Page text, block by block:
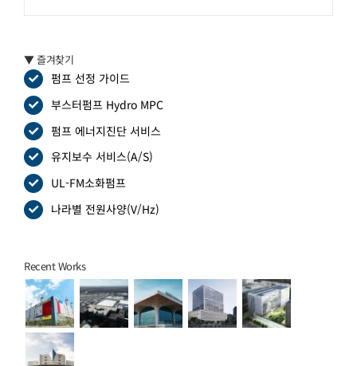
▼ 즐겨찾기
펌프 선정 가이드
부스터펌프 Hydro MPC
펌프 에너지진단 서비스
유지보수 서비스(A/S)
UL-FM소화펌프
나라별 전원사양(V/Hz)
Recent Works